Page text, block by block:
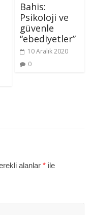
Bahis:
Psikoloji ve
güvenle
“ebediyetler”
10 Aralık 2020
0
alanlar* ile